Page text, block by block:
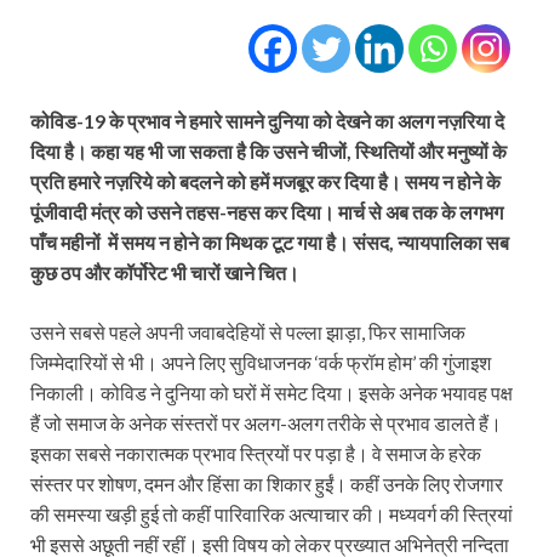
कोविड-19 के प्रभाव ने हमारे सामने दुनिया को देखने का अलग नज़रिया दे
दिया है। कहा यह भी जा सकता है कि उसने चीजों, स्थितियों और मनुष्यों के
प्रति हमारे नज़रिये को बदलने को हमें मजबूर कर दिया है। समय न होने के
पूंजीवादी मंत्र को उसने तहस-नहस कर दिया। मार्च से अब तक के लगभग
पाँच महीनों में समय न होने का मिथक टूट गया है। संसद, न्यायपालिका सब
कुछ ठप और कॉर्पोरेट भी चारों खाने चित।
उसने सबसे पहले अपनी जवाबदेहियों से पल्ला झाड़ा, फिर सामाजिक
जिम्मेदारियों से भी। अपने लिए सुविधाजनक ‘वर्क फ्रॉम होम’ की गुंजाइश
निकाली। कोविड ने दुनिया को घरों में समेट दिया। इसके अनेक भयावह पक्ष
हैं जो समाज के अनेक संस्तरों पर अलग-अलग तरीके से प्रभाव डालते हैं।
इसका सबसे नकारात्मक प्रभाव स्त्रियों पर पड़ा है। वे समाज के हरेक
संस्तर पर शोषण, दमन और हिंसा का शिकार हुईं। कहीं उनके लिए रोजगार
की समस्या खड़ी हुई तो कहीं पारिवारिक अत्याचार की। मध्यवर्ग की स्त्रियां
भी इससे अछूती नहीं रहीं। इसी विषय को लेकर प्रख्यात अभिनेत्री नन्दिता